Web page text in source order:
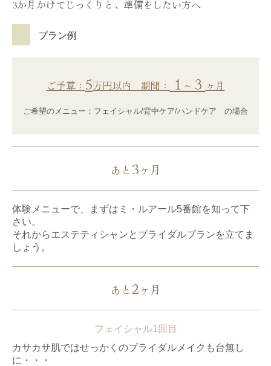
3か月かけてじっくりと、準備をしたい方へ
プラン例
ご予算： 5万円以内 期間： １~３ ヶ月
ご希望のメニュー：フェイシャル/背中ケア/ハンドケア の場合
あと 3ヶ月
体験メニューで、まずはミ・ルアール5番館を知って下
さい。
それからエステティシャンとブライダルプランを立てま
しょう。
あと 2ヶ月
フェイシャル1回目
カサカサ肌ではせっかくのブライダルメイクも台無し
に・・・